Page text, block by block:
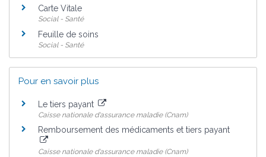
Carte Vitale
Social - Santé
Feuille de soins
Social - Santé
Pour en savoir plus
Le tiers payant
Caisse nationale d'assurance maladie (Cnam)
Remboursement des médicaments et tiers payant
Caisse nationale d'assurance maladie (Cnam)